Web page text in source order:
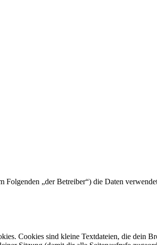
„der Betreiber“) die Daten
Cookies sind kleine Textdateien, die dein